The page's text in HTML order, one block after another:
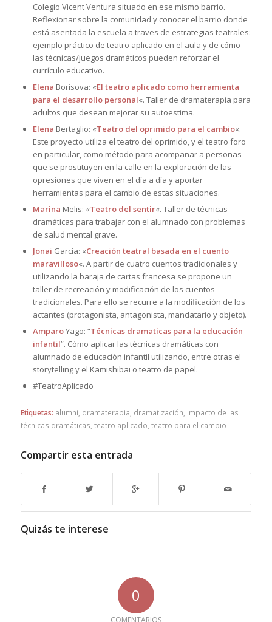
Colegio Vicent Ventura situado en ese mismo barrio.
Reflexionar sobre la comunidad y conocer el barrio donde
está asentada la escuela a traves de estrategias teatrales:
ejemplo práctico de teatro aplicado en el aula y de cómo
las técnicas/juegos dramáticos pueden reforzar el
currículo educativo.
Elena Borisova: «El teatro aplicado como herramienta
para el desarrollo personal«. Taller de dramaterapia para
adultos que desean mejorar su autoestima.
Elena Bertaglio: «Teatro del oprimido para el cambio«.
Este proyecto utiliza el teatro del oprimido, y el teatro foro
en particular, como método para acompañar a personas
que se prostituyen en la calle en la exploración de las
opresiones que viven en el día a día y aportar
herramientas para el cambio de estas situaciones.
Marina Melis: «Teatro del sentir«. Taller de técnicas
dramáticas para trabajar con el alumnado con problemas
de salud mental grave.
Jonai García: «Creación teatral basada en el cuento
maravilloso«. A partir de cuatro cuentos tradicionales y
utilizando la baraja de cartas francesa se propone un
taller de recreación y modificación de los cuentos
tradicionales. Para ello se recurre a la modificación de los
actantes (protagonista, antagonista, mandatario y objeto).
AmparoYago: “Técnicas dramaticas para la educación
infantil”. Cómo aplicar las técnicas dramáticas con
alumnado de educación infantil utilizando, entre otras el
storytelling y el Kamishibai o teatro de papel.
#TeatroAplicado
Etiquetas: alumni dramaterapia dramatización impacto de las
técnicas dramáticas teatro aplicado teatro para el cambio
Compartir esta entrada
Quizás te interese
0
COMENTARIOS